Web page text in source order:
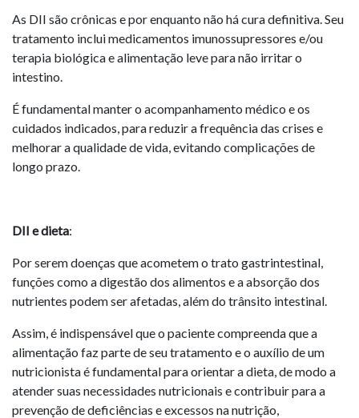
As DII são crônicas e por enquanto não há cura definitiva. Seu
tratamento inclui medicamentos imunossupressores e/ou
terapia biológica e alimentação leve para não irritar o
intestino.
É fundamental manter o acompanhamento médico e os
cuidados indicados, para reduzir a frequência das crises e
melhorar a qualidade de vida, evitando complicações de
longo prazo.
DII e dieta:
Por serem doenças que acometem o trato gastrintestinal,
funções como a digestão dos alimentos e a absorção dos
nutrientes podem ser afetadas, além do trânsito intestinal.
Assim, é indispensável que o paciente compreenda que a
alimentação faz parte de seu tratamento e o auxílio de um
nutricionista é fundamental para orientar a dieta, de modo a
atender suas necessidades nutricionais e contribuir para a
prevenção de deficiências e excessos na nutrição,